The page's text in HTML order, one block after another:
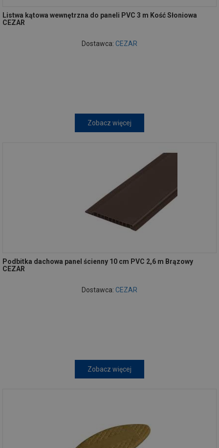
Listwa kątowa wewnętrzna do paneli PVC 3 m Kość Słoniowa
CEZAR
Dostawca: CEZAR
Zobacz więcej
Podbitka dachowa panel ścienny 10 cm PVC 2,6 m Brązowy
CEZAR
Dostawca: CEZAR
Zobacz więcej